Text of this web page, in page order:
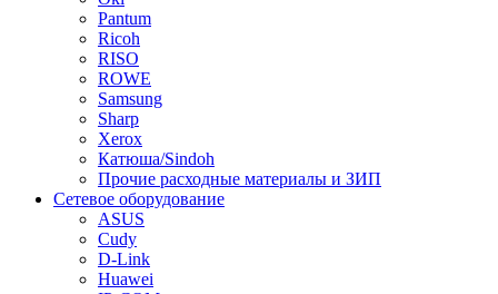
Pantum
Ricoh
RISO
ROWE
Samsung
Sharp
Xerox
Катюша/Sindoh
Прочие расходные материалы и ЗИП
Сетевое оборудование
ASUS
Cudy
D-Link
Huawei